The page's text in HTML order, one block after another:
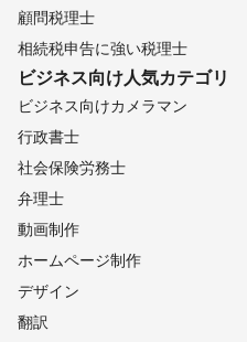
顧問税理士
相続税申告に強い税理士
ビジネス向け人気カテゴリ
ビジネス向けカメラマン
行政書士
社会保険労務士
弁理士
動画制作
ホームページ制作
デザイン
翻訳